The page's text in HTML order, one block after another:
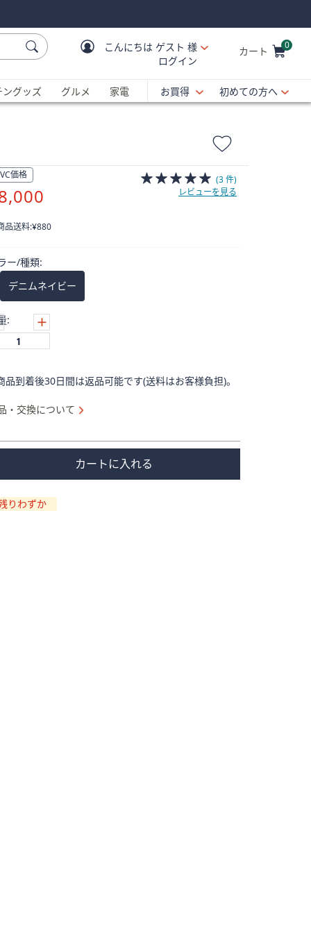
こんにちは ゲスト 様
ログイン
カート 0
ングッズ
グルメ 家電 お買得 初めての方へ
価格
品送料:¥880
(3 件)
レビューを見る
ー/種類:
デニムネイビー
:
品到着後30日間は返品可能です(送料はお客様負担)。
・交換について
カートに入れる
りわずか